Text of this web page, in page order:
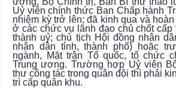
Uỷ viên chính thức Ban Chấp hành
nhiệm kỳ trở lên; đã kinh qua và
ở các chức vụ lãnh đạo chủ chốt cấp
thành uỷ; chủ tịch Hội đồng nhân
nhân dân tỉnh, thành phố) hoặc
ngành, Mặt trận Tổ quốc, tổ chức
Trung ương. Trường hợp Uỷ viên
thư công tác trong quân đội thì phải
trì cấp quân khu.